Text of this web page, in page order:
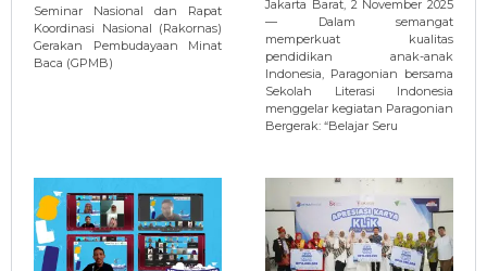
Seminar Nasional dan Rapat
Koordinasi Nasional (Rakornas)
Gerakan Pembudayaan Minat
Baca (GPMB)
Jakarta Barat, 2 November 2025
— Dalam semangat
memperkuat kualitas
pendidikan anak-anak
Indonesia, Paragonian bersama
Sekolah Literasi Indonesia
menggelar kegiatan Paragonian
Bergerak: “Belajar Seru